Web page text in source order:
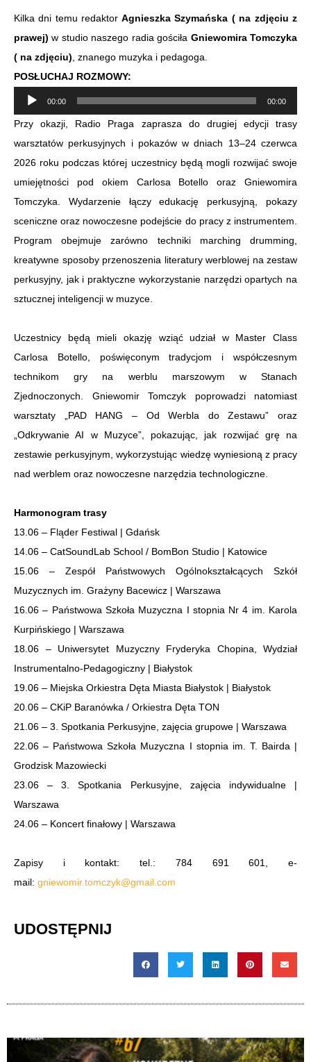
Kilka dni temu redaktor Agnieszka Szymańska ( na zdjęciu z
prawej) w studio naszego radia gościła Gniewomira Tomczyka
( na zdjęciu) , znanego muzyka i pedagoga.
POSŁUCHAJ ROZMOWY:
Odtwarzacz
plików
00:00 00:00
Przy okazji, Radio Praga zaprasza do drugiej edycji trasy
warsztatów perkusyjnych i pokazów w dniach 13–24 czerwca
2026 roku podczas której uczestnicy będą mogli rozwijać swoje
umiejętności pod okiem Carlosa Botello oraz Gniewomira
Tomczyka. Wydarzenie łączy edukację perkusyjną, pokazy
sceniczne oraz nowoczesne podejście do pracy z instrumentem.
Program obejmuje zarówno techniki marching drumming,
kreatywne sposoby przenoszenia literatury werblowej na zestaw
perkusyjny, jak i praktyczne wykorzystanie narzędzi opartych na
sztucznej inteligencji w muzyce.
Uczestnicy będą mieli okazję wziąć udział w Master Class
Carlosa Botello, poświęconym tradycjom i współczesnym
technikom gry na werblu marszowym w Stanach
Zjednoczonych. Gniewomir Tomczyk poprowadzi natomiast
warsztaty „PAD HANG – Od Werbla do Zestawu” oraz
„Odkrywanie AI w Muzyce”, pokazując, jak rozwijać grę na
zestawie perkusyjnym, wykorzystując wiedzę wyniesioną z pracy
nad werblem oraz nowoczesne narzędzia technologiczne.
Harmonogram trasy
13.06 – Fląder Festiwal | Gdańsk
14.06 – CatSoundLab School / BomBon Studio | Katowice
15.06 – Zespół Państwowych Ogólnokształcących Szkół
Muzycznych im. Grażyny Bacewicz | Warszawa
16.06 – Państwowa Szkoła Muzyczna I stopnia Nr 4 im. Karola
Kurpińskiego | Warszawa
18.06 – Uniwersytet Muzyczny Fryderyka Chopina, Wydział
Instrumentalno-Pedagogiczny | Białystok
19.06 – Miejska Orkiestra Dęta Miasta Białystok | Białystok
20.06 – CKiP Baranówka / Orkiestra Dęta TON
21.06 – 3. Spotkania Perkusyjne, zajęcia grupowe | Warszawa
22.06 – Państwowa Szkoła Muzyczna I stopnia im. T. Bairda |
Grodzisk Mazowiecki
23.06 – 3. Spotkania Perkusyjne, zajęcia indywidualne |
Warszawa
24.06 – Koncert finałowy | Warszawa
Zapisy i kontakt: tel.: 784 691 601, e-
mail: gniewomir.tomczyk@gmail.com
UDOSTĘPNIJ